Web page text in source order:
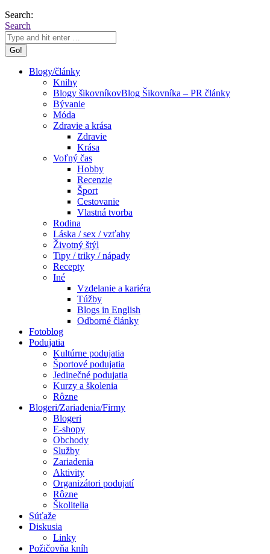
Search:
Search
Blogy/články
Knihy
Blogy šikovníkovBlog Šikovníka – PR články
Bývanie
Móda
Zdravie a krása
Zdravie
Krása
Voľný čas
Hobby
Recenzie
Šport
Cestovanie
Vlastná tvorba
Rodina
Láska / sex / vzťahy
Životný štýl
Tipy / triky / nápady
Recepty
Iné
Vzdelanie a kariéra
Túžby
Blogs in English
Odborné články
Fotoblog
Podujatia
Kultúrne podujatia
Športové podujatia
Jedinečné podujatia
Kurzy a školenia
Rôzne
Blogeri/Zariadenia/Firmy
Blogeri
E-shopy
Obchody
Služby
Zariadenia
Aktivity
Organizátori podujatí
Rôzne
Školitelia
Súťaže
Diskusia
Linky
Požičovňa kníh